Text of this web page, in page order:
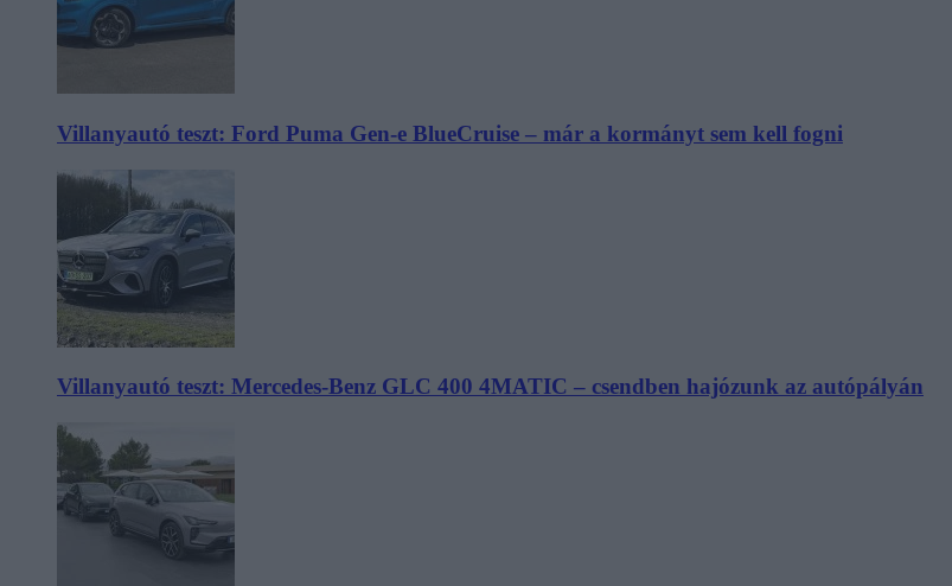
Villanyautó teszt: Ford Puma Gen-e BlueCruise – már a kormányt sem kell fogni
Villanyautó teszt: Mercedes-Benz GLC 400 4MATIC – csendben hajózunk az autópályán